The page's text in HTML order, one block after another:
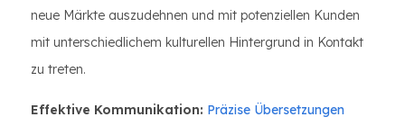
neue Märkte auszudehnen und mit potenziellen Kunden
mit unterschiedlichem kulturellen Hintergrund in Kontakt
zu treten.
Effektive Kommunikation: Präzise Übersetzungen